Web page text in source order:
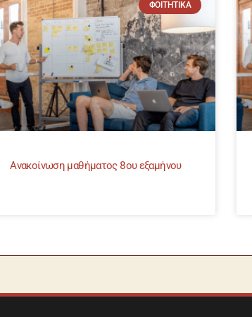
ΦΟΙΤΗΤΙΚΆ
Ανακοίνωση μαθήματος 8ου εξαμήνου